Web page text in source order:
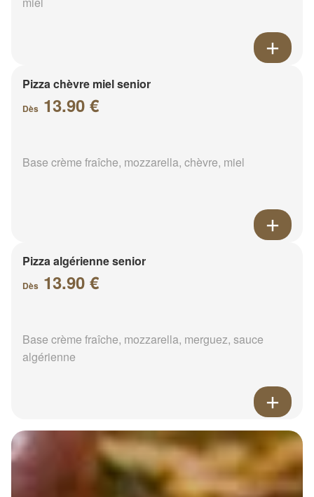
Pizza chèvre miel senior
Dès 13.90 €
Base crème fraîche, mozzarella, chèvre, miel
Pizza algérienne senior
Dès 13.90 €
Base crème fraîche, mozzarella, merguez, sauce
algérienne